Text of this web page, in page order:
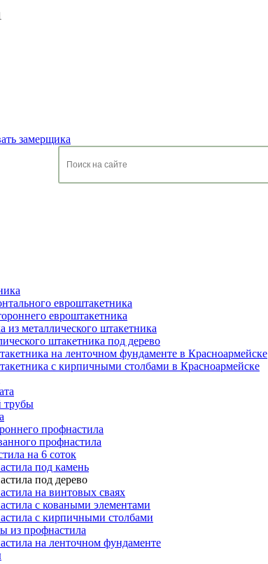
замерщика
евроштакетника
евроштакетника
металлического штакетника
штакетника под дерево
на ленточном фундаменте в Красноармейске
с кирпичными столбами в Красноармейске
трубы
профнастила
профнастила
на 6 соток
под камень
под дерево
на винтовых сваях
с коваными элементами
с кирпичными столбами
из профнастила
на ленточном фундаменте